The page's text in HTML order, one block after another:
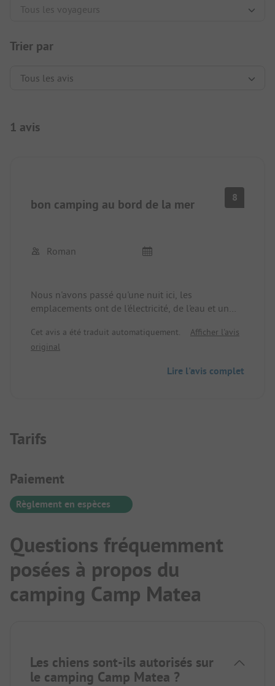
Trier par
1 avis
bon camping au bord de la mer 8
Roman
Nous n'avons passé qu'une nuit ici, les
emplacements ont de l'électricité, de l'eau et un
des autres, ce qui ne nous a pas dérangés puisque
nous n'avons passé qu'une nuit. Il y a une cuisine à
très propres et bien rangées. Nous étions quatre
Cet avis a été traduit automatiquement.
Afficher l'avis
original
Lire l'avis complet
Tarifs
Informations de paiement
Paiement
Règlement en espèces
Questions fréquemment
posées à propos du
camping Camp Matea
Les chiens sont-ils autorisés sur
le camping Camp Matea ?